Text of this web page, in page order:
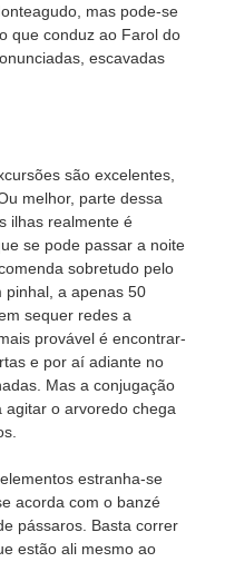
mas pode-se
que conduz ao Farol do
escavadas
são excelentes,
melhor, parte dessa
ilhas realmente é
se pode passar a noite
sobretudo pelo
pinhal, a apenas 50
sequer redes a
provável é encontrar-
e por aí adiante no
Mas a conjugação
agitar o arvoredo chega
estranha-se
acorda com o banzé
pássaros. Basta correr
estão ali mesmo ao